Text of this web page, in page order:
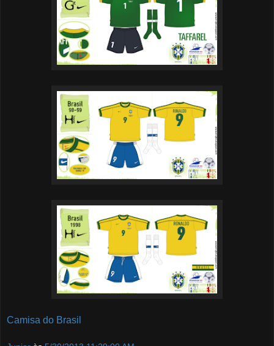
Camisa do Brasil